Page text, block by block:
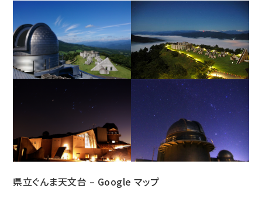
県立ぐんま天文台 – Google マップ